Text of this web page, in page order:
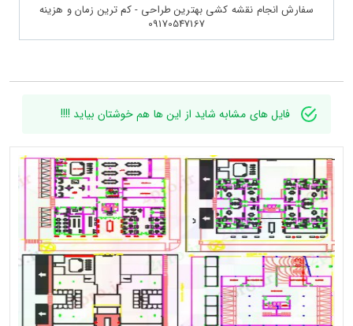
سفارش انجام نقشه کشی بهترین طراحی - کم ترین زمان و هزینه
09170547167
فایل های مشابه شاید از این ها هم خوشتان بیاید !!!!